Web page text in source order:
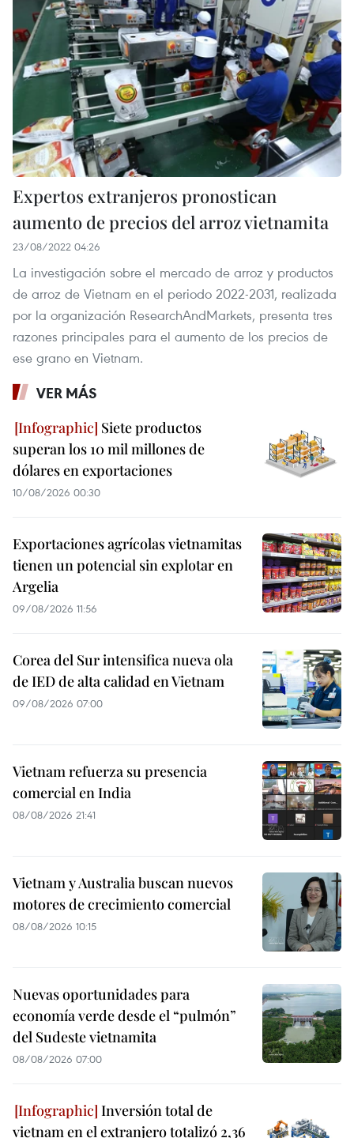
Expertos extranjeros pronostican
aumento de precios del arroz vietnamita
23/08/2022 04:26
La investigación sobre el mercado de arroz y productos
de arroz de Vietnam en el periodo 2022-2031, realizada
por la organización ResearchAndMarkets, presenta tres
razones principales para el aumento de los precios de
ese grano en Vietnam.
VER MÁS
Siete productos
superan los 10 mil millones de
dólares en exportaciones
10/08/2026 00:30
Exportaciones agrícolas vietnamitas
tienen un potencial sin explotar en
Argelia
09/08/2026 11:56
Corea del Sur intensifica nueva ola
de IED de alta calidad en Vietnam
09/08/2026 07:00
Vietnam refuerza su presencia
comercial en India
08/08/2026 21:41
Vietnam y Australia buscan nuevos
motores de crecimiento comercial
08/08/2026 10:15
Nuevas oportunidades para
economía verde desde el “pulmón”
del Sudeste vietnamita
08/08/2026 07:00
Inversión total de
vietnam en el extranjero totalizó 2,36